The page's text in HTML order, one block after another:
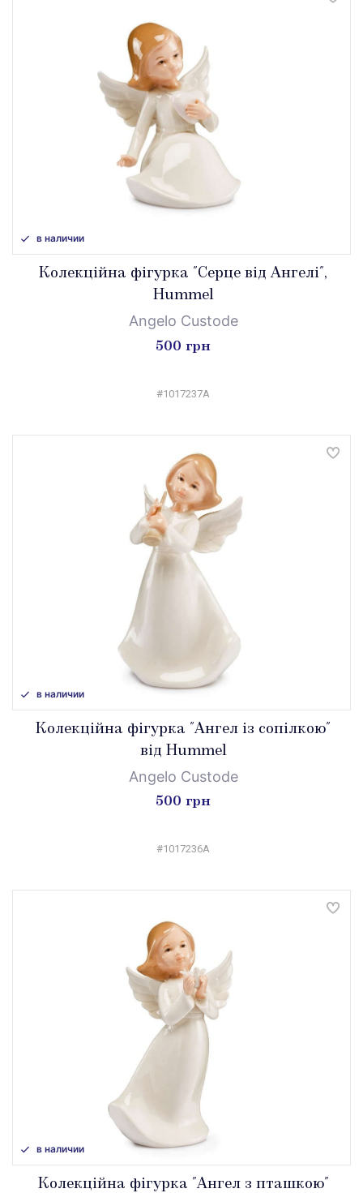
в наличии
Колекційна фігурка "Серце від Ангелі",
Hummel
Angelo Custode
500 грн
#1017237A
в наличии
Колекційна фігурка "Ангел із сопілкою"
від Hummel
Angelo Custode
500 грн
#1017236A
в наличии
Колекційна фігурка "Ангел з пташкою"